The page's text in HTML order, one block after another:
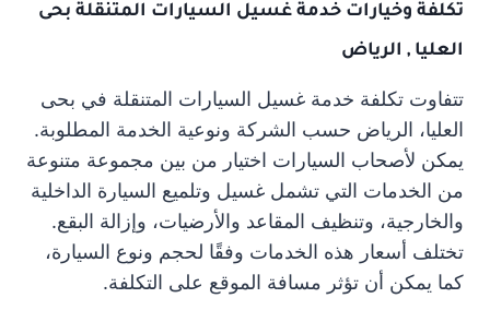
تكلفة وخيارات خدمة غسيل السيارات المتنقلة بحى
العليا , الرياض
تتفاوت تكلفة خدمة غسيل السيارات المتنقلة في بحى
العليا، الرياض حسب الشركة ونوعية الخدمة المطلوبة.
يمكن لأصحاب السيارات اختيار من بين مجموعة متنوعة
من الخدمات التي تشمل غسيل وتلميع السيارة الداخلية
والخارجية، وتنظيف المقاعد والأرضيات، وإزالة البقع.
تختلف أسعار هذه الخدمات وفقًا لحجم ونوع السيارة،
كما يمكن أن تؤثر مسافة الموقع على التكلفة.